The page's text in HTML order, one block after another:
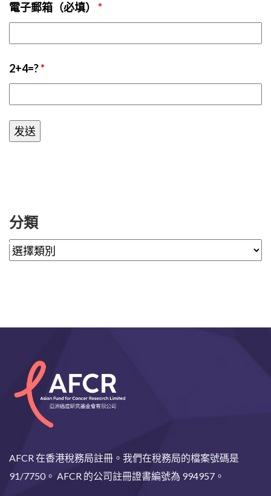
電子郵箱（必填） *
2+4=?*
分類
AFCR 在香港稅務局註冊。我們在稅務局的檔案號碼是
91/7750。 AFCR 的公司註冊證書編號為 994957。